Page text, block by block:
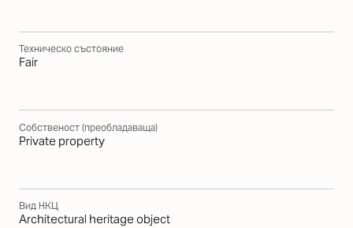
Техническо състояние
Fair
Собственост (преобладаваща)
Private property
Вид НКЦ
Architectural heritage object